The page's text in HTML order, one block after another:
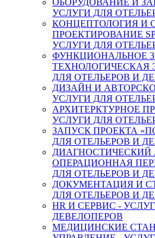
ОБОРУДОВАНИЕ И
УСЛУГИ ДЛЯ
КОНЦЕПТОЛОГИЯ И
ПРОЕКТИРОВАНИЕ
УСЛУГИ ДЛЯ
ФУНКЦИОНАЛЬНОЕ
ТЕХНОЛОГИЧЕСКАЯ
ДЛЯ ОТЕЛЬЕРОВ И
ДИЗАЙН И
УСЛУГИ ДЛЯ
АРХИТЕРКТУРНОЕ
УСЛУГИ ДЛЯ
ЗАПУСК ПРОЕКТА
ДЛЯ ОТЕЛЬЕРОВ И
ДИАГНОСТИЧЕСКИЙ
ОПЕРАЦИОННАЯ
ДЛЯ ОТЕЛЬЕРОВ И
ДОКУМЕНТАЦИЯ И
ДЛЯ ОТЕЛЬЕРОВ И
HR И СЕРВИС -
ДЕВЕЛОПЕРОВ
МЕДИЦИНСКИЕ